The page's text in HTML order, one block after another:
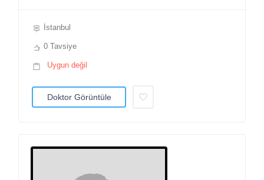
İstanbul
0 Tavsiye
Uygun değil
Doktor Görüntüle